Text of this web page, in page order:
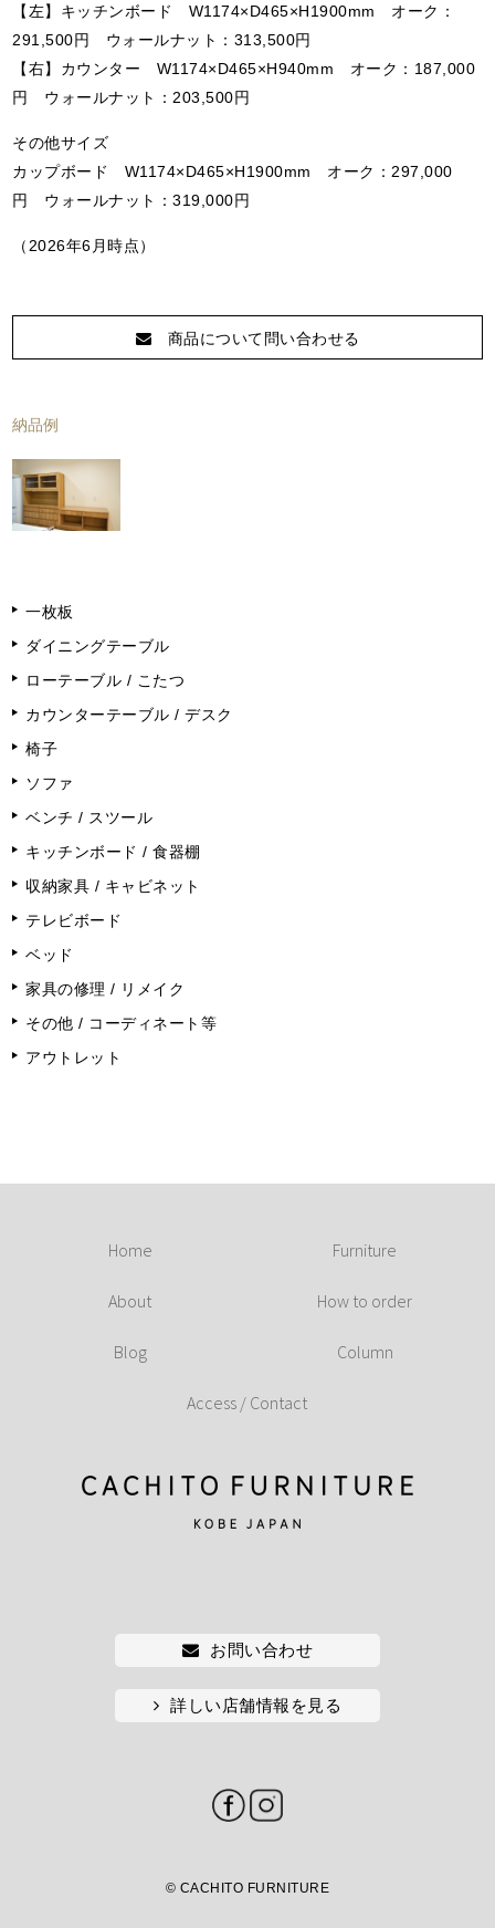
【左】キッチンボード W1174×D465×H1900mm オーク：
291,500円 ウォールナット：313,500円
【右】カウンター W1174×D465×H940mm オーク：187,000
円 ウォールナット：203,500円
その他サイズ
カップボード W1174×D465×H1900mm オーク：297,000
円 ウォールナット：319,000円
（2026年6月時点）
商品について問い合わせる
納品例
一枚板
ダイニングテーブル
ローテーブル / こたつ
カウンターテーブル / デスク
椅子
ソファ
ベンチ / スツール
キッチンボード / 食器棚
収納家具 / キャビネット
テレビボード
ベッド
家具の修理 / リメイク
その他 / コーディネート等
アウトレット
Home Furniture
About How to order
Blog Column
Access / Contact
お問い合わせ
詳しい店舗情報を見る
© CACHITO FURNITURE